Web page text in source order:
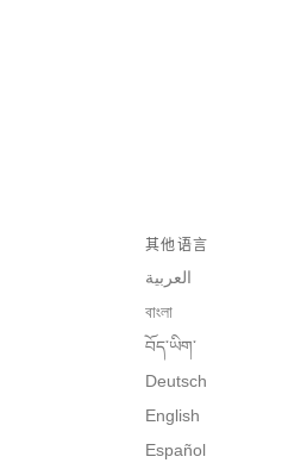
其他语言
العربية
বাংলা
བོད་ཡིག་
Deutsch
English
Español